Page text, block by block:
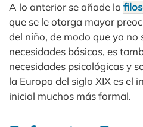
A lo anterior se añade la
que se le otorga mayor
del niño, de modo que ya no
necesidades básicas, es
necesidades psicológicas y
la Europa del siglo XIX es el
inicial muchos más formal.